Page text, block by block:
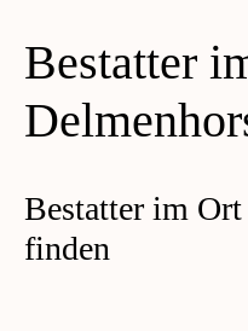
Bestatter
Bestatter im
finden